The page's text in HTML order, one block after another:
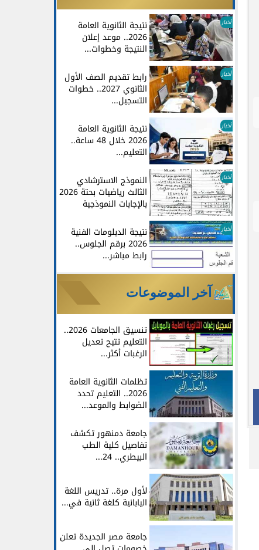
أخبار نتيجة الثانوية العامة
2026.. موعد إعلان
النتيجة وخطوات...
أخبار رابط تقديم الصف الأول
الثانوي 2027.. خطوات
التسجيل...
أخبار نتيجة الثانوية العامة
2026 خلال 48 ساعة..
التعليم...
أخبار النموذج الاسترشادي
الثالث رياضيات بحتة 2026
بالإجابات النموذجية
أخبار نتيجة الدبلومات الفنية
2026 برقم الجلوس..
رابط مباشر...
آخر الموضوعات
تنسيق الجامعات 2026..
التعليم تتيح تعديل
الرغبات أكثر...
تظلمات الثانوية العامة
2026.. التعليم تحدد
الضوابط والموعد...
جامعة دمنهور تكشف
تفاصيل كلية الطب
البيطري.. 24...
لأول مرة.. تدريس اللغة
اليابانية كلغة ثانية في...
جامعة مصر الجديدة تعلن